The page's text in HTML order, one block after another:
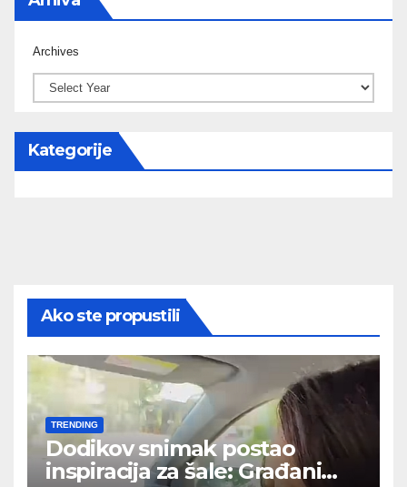
Archives
Kategorije
Ako ste propustili
TRENDING
Dodikov snimak postao
inspiracija za šale: Građani